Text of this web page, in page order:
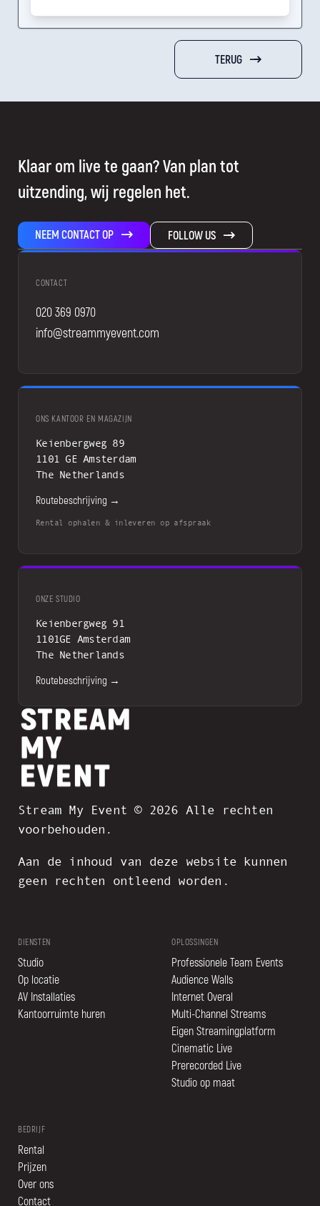
TERUG
Klaar om live te gaan? Van plan tot
uitzending, wij regelen het.
NEEM CONTACT OP FOLLOW US
CONTACT
020 369 0970
info@streammyevent.com
ONS KANTOOR EN MAGAZIJN
Keienbergweg 89
1101 GE Amsterdam
The Netherlands
Routebeschrijving →
Rental ophalen & inleveren op afspraak
ONZE STUDIO
Keienbergweg 91
1101GE Amsterdam
The Netherlands
Routebeschrijving →
Stream My Event © 2026 Alle rechten
voorbehouden.
Aan de inhoud van deze website kunnen
geen rechten ontleend worden.
DIENSTEN
Studio
Op locatie
AV Installaties
Kantoorruimte huren
OPLOSSINGEN
Professionele Team Events
Audience Walls
Internet Overal
Multi-Channel Streams
Eigen Streamingplatform
Cinematic Live
Prerecorded Live
Studio op maat
BEDRIJF
Rental
Prijzen
Over ons
Contact